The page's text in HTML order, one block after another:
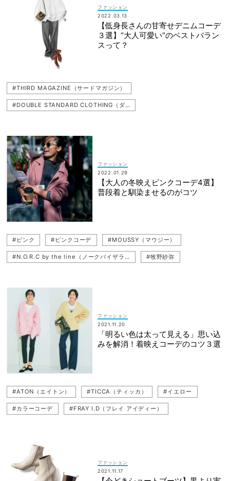
#お仕事ママ（ワーママ）
#styling/（スタイリング） #ebure（エブール）
ファッション
2022.03.13
【低身長さんの甘寄せデニムコーデ
３選】“大人可愛い”のベストバラン
スって？
#THIRD MAGAZINE（サードマガジン）
#DOUBLE STANDARD CLOTHING（ダブルスタンダードクロージング）
#低身長（Sサイズ）
#EDWIN（エドウイン） #PELLICO（ペリーコ）
#ABISTE（アビステ） #近藤千尋 #デニムコーデ
ファッション
2022.01.29
【大人の冬映えピンクコーデ4選】
普段着と馴染ませるのがコツ
#ピンク #ピンクコーデ #MOUSSY（マウジー）
#N.O.R.C by the line（ノークバイザライン） #牧野紗弥
ファッション
2021.11.20
「明るい色は太って見える」思い込
みを解消！着映えコーデのコツ３選
#ATON（エイトン） #TICCA（ティッカ） #イエロー
#カラーコーデ #FRAY I.D（フレイ アイディー）
#N.O.R.C（ノーク） #Ron Herman（ロンハーマン）
#カーディガン
ファッション
2021.11.17